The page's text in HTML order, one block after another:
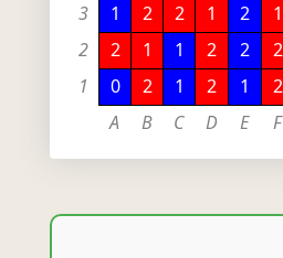
3
1 2 2 1 2 1
2
2 1 1 2 2 2
1
0 2 1 2 1 2
A
B C D E F